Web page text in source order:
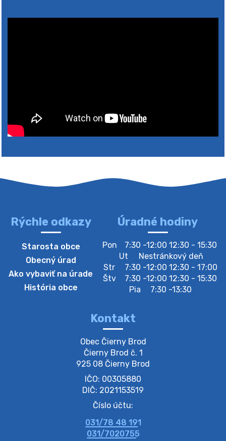
4. augusta 2026 10:05
Zberný dvor-Gyűjtőudvar
Oznamujeme obyvateľom, že v stredu 05. augusta
bude zberný dvor zatvorený. Értesítjük a lakosokat,
hogy szerdán augusztus 05-én a gyűjtőudvar zárva
lesz https://ciernybrod.sk?p=214…
Zber separovaného odpadu plastu-
Szeparált műanya…
Oznamujeme obyvateľom, že v stredu 05. augusta
prebehne zber separovaného odpadu plastu. Prosíme
obyvateľov, aby vrecia s odpadom vyložili pred dom už
večer vopred, nakoľko firma F…
4. augusta 2026 09:51
Oznámenie o plánovanom prerušení dodávky
Rýchle odkazy
Starosta obce
Obecný úrad
Ako vybaviť na úrade
História obce
Úradné hodiny
Pon
7:30 -12:00 12:30 - 15:30
Ut
Nestránkový deň
Str
7:30 -12:00 12:30 - 17:00
Štv
7:30 -12:00 12:30 - 15:30
Pia
7:30 -13:30
Kontakt
Obec Čierny Brod
Čierny Brod č. 1
925 08 Čierny Brod
IČO: 00305880
DIČ: 2021153519
Číslo účtu:
031/78 48 191
031/7020755